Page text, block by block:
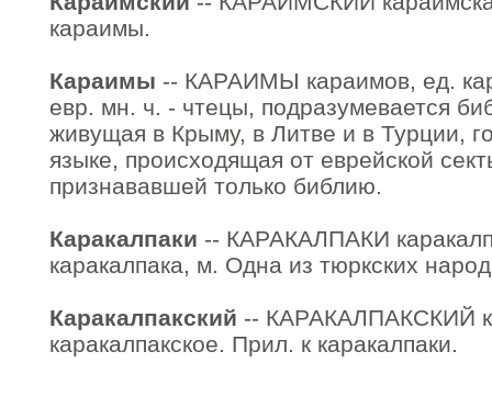
караимы.
Караимы -- КАРАИМЫ караимов, ед.
евр. мн. ч. - чтецы, подразумевается
живущая в Крыму, в Литве и в Турции,
языке, происходящая от еврейской
признававшей только библию.
Каракалпаки -- КАРАКАЛПАКИ
каракалпака, м. Одна из тюркских
Каракалпакский -- КАРАКАЛПАКСКИЙ
каракалпакское. Прил. к каракалпаки.